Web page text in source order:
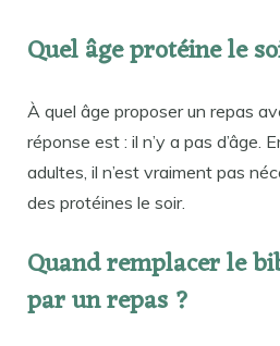
Quel âge protéine le
À quel âge proposer un repas
réponse est : il n’y a pas d’âge.
adultes, il n’est vraiment pas
des protéines le soir.
Quand remplacer le
par un repas ?